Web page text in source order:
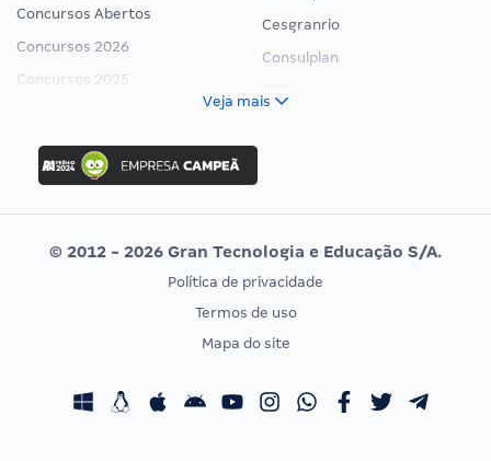
Concursos Abertos
Concursos 2026
Concursos 2025
Concurso Ibama
Concurso MPU
Editais publicados
Cesgranrio
Consulplan
Vunesp
CONCURSOS POR PROFISSÃO
Concursos Fiscais
EXAME DE ORDEM
Calendário OAB
Veja mais
© 2012 - 2026 Gran Tecnologia e Educação S/A.
Política de privacidade
Termos de uso
Mapa do site